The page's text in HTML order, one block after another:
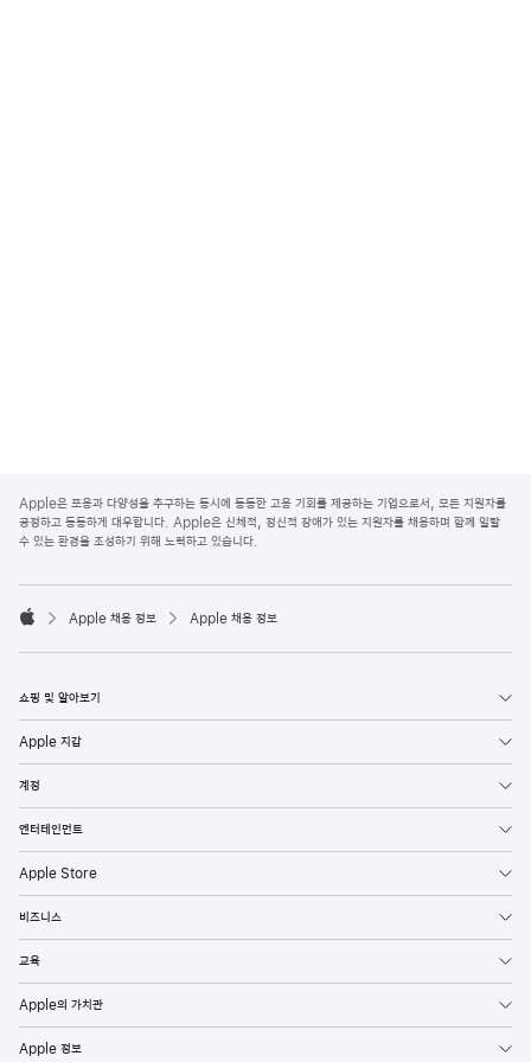
p
p
l
o
e
Apple은 포용과 다양성을 추구하는 동시에 동등한 고용 기회를 제공하는 기업으로서, 모든 지원자를
공정하고 동등하게 대우합니다. Apple은 신체적, 정신적 장애가 있는 지원자를 채용하며 함께 일할
수 있는 환경을 조성하기 위해 노력하고 있습니다.

p
l
Apple 채용 정보 Apple 채용 정보
쇼핑 및 알아보기
Apple 지갑
계정
엔터테인먼트
Apple Store
비즈니스
교육
Apple의 가치관
Apple 정보